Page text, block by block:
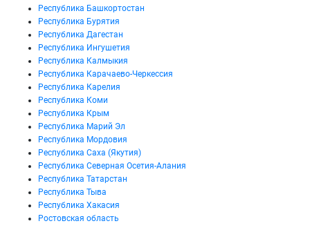
Республика Башкортостан
Республика Бурятия
Республика Дагестан
Республика Ингушетия
Республика Калмыкия
Республика Карачаево-Черкессия
Республика Карелия
Республика Коми
Республика Крым
Республика Марий Эл
Республика Мордовия
Республика Саха (Якутия)
Республика Северная Осетия-Алания
Республика Татарстан
Республика Тыва
Республика Хакасия
Ростовская область